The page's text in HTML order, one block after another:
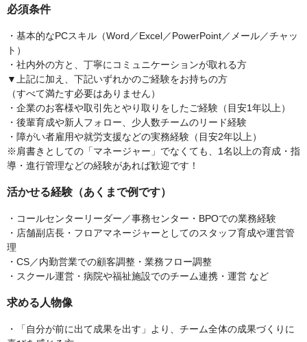
必須条件
・基本的なPCスキル（Word／Excel／PowerPoint／メール／チャッ
ト）
・社内外の方と、丁寧にコミュニケーションが取れる方
▼上記に加え、下記いずれかのご経験をお持ちの方
（すべて満たす必要はありません）
・企業のお客様や取引先とやり取りをしたご経験（目安1年以上）
・後輩育成や新人フォロー、少人数チームのリード経験
・障がい者雇用や就労支援などの実務経験（目安2年以上）
※肩書きとしての「マネージャー」でなくても、1名以上の育成・指
導・進行管理などの経験があれば歓迎です！
活かせる経験（あくまで例です）
・コールセンターリーダー／事務センター・BPOでの業務経験
・店舗副店長・フロアマネージャーとしてのスタッフ育成や運営管
理
・CS／内勤営業での顧客調整・業務フロー調整
・スクール運営・病院や福祉施設でのチーム連携・運営 など
求める人物像
・「自分が前に出て成果を出す」より、チーム全体の成果づくりに